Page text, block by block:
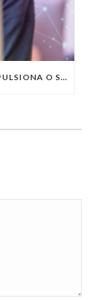
DESCUBRA COMO A OBSERVABILITY IMPULSIONA O SUCESSO DO SEU NEGÓCIO